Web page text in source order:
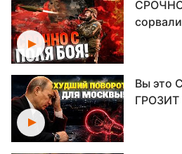
Вы это
ГРОЗИТ